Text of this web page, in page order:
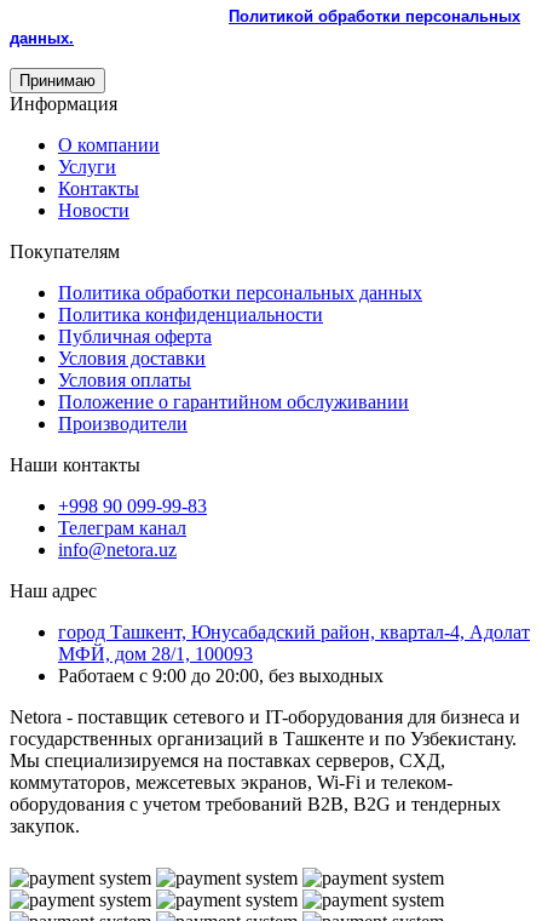
Политикой обработки персональных
данных.
Принимаю
Информация
О компании
Услуги
Контакты
Новости
Покупателям
Политика обработки персональных данных
Политика конфиденциальности
Публичная оферта
Условия доставки
Условия оплаты
Положение о гарантийном обслуживании
Производители
Наши контакты
+998 90 099-99-83
Телеграм канал
info@netora.uz
Наш адрес
город Ташкент, Юнусабадский район, квартал-4, Адолат
МФЙ, дом 28/1, 100093
Работаем с 9:00 до 20:00, без выходных
Netora - поставщик сетевого и IT-оборудования для бизнеса и
государственных организаций в Ташкенте и по Узбекистану.
Мы специализируемся на поставках серверов, СХД,
коммутаторов, межсетевых экранов, Wi-Fi и телеком-
оборудования с учетом требований B2B, B2G и тендерных
закупок.